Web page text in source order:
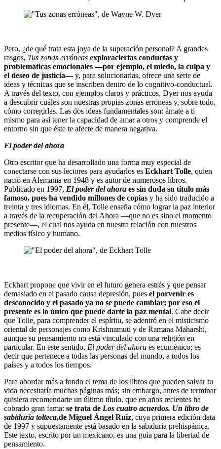
Pero, ¿de qué trata esta joya de la superación personal? A grandes
rasgos, Tus zonas erróneas exploraciertas conductas y
problemáticas emocionales —por ejemplo, el miedo, la culpa y
el deseo de justicia—y, para solucionarlas, ofrece una serie de
ideas y técnicas que se inscriben dentro de lo cognitivo-conductual.
A través del texto, con ejemplos claros y prácticos, Dyer nos ayuda
a descubrir cuáles son nuestras propias zonas erróneas y, sobre todo,
cómo corregirlas. Las dos ideas fundamentales son: ámate a ti
mismo para así tener la capacidad de amar a otros y comprende el
entorno sin que éste te afecte de manera negativa.
El poder del ahora
Otro escritor que ha desarrollado una forma muy especial de
conectarse con sus lectores para ayudarlos es Eckhart Tolle, quien
nació en Alemania en 1948 y es autor de numerosos libros.
Publicado en 1997, El poder del ahora es sin duda su título más
famoso, pues ha vendido millones de copias y ha sido traducido a
treinta y tres idiomas. En él, Tolle enseña cómo lograr la paz interior
a través de la recuperación del Ahora —que no es sino el momento
presente—, el cual nos ayuda en nuestra relación con nuestros
medios físico y humano.
Eckhart propone que vivir en el futuro genera estrés y que pensar
demasiado en el pasado causa depresión, pues el porvenir es
desconocido y el pasado ya no se puede cambiar; por eso el
presente es lo único que puede darte la paz mental. Cabe decir
que Tolle, para comprender el espíritu, se adentró en el misticismo
oriental de personajes como Krishnamuti y de Ramana Maharshi,
aunque su pensamiento no está vinculado con una religión en
particular. En este sentido, El poder del ahora es ecuménico; es
decir que pertenece a todas las personas del mundo, a todos los
países y a todos los tiempos.
Para abordar más a fondo el tema de los libros que pueden salvar tu
vida necesitaría muchas páginas más; sin embargo, antes de terminar
quisiera recomendarte un último título, que en años recientes ha
cobrado gran fama: se trata de Los cuatro acuerdos. Un libro de
sabiduría tolteca,de Miguel Ángel Ruiz, cuya primera edición data
de 1997 y supuestamente está basado en la sabiduría prehispánica.
Este texto, escrito por un mexicano, es una guía para la libertad de
pensamiento.